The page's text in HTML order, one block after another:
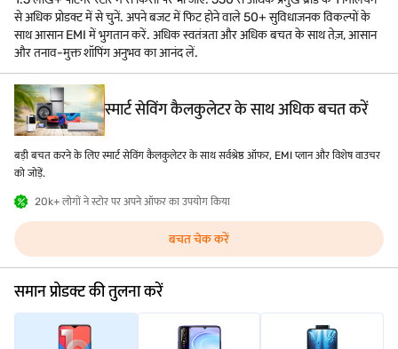
से अधिक प्रोडक्ट में से चुनें. अपने बजट में फिट होने वाले 50+ सुविधाजनक विकल्पों के
साथ आसान EMI में भुगतान करें. अधिक स्वतंत्रता और अधिक बचत के साथ तेज़, आसान
और तनाव-मुक्त शॉपिंग अनुभव का आनंद लें.
स्मार्ट सेविंग कैलकुलेटर के साथ अधिक बचत करें
बड़ी बचत करने के लिए स्मार्ट सेविंग कैलकुलेटर के साथ सर्वश्रेष्ठ ऑफर, EMI प्लान और विशेष वाउचर
को जोड़ें.
20k+ लोगों ने स्टोर पर अपने ऑफर का उपयोग किया
बचत चेक करें
समान प्रोडक्ट की तुलना करें